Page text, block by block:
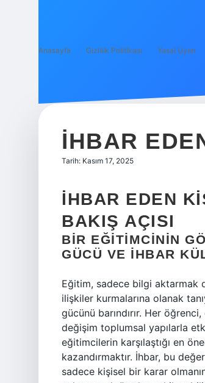
Anasayfa Gizlilik Politikası Yasal Uyarı
İHBAR
Tarih: Kasım 17, 2025
İHBAR EDEN
BAKIŞ AÇISI
BIR EĞITIMCININ
GÜCÜ VE İHBAR
Eğitim, sadece bilgi aktarmak
ilişkiler kurmalarına olanak
gücünü barındırır. Her
değişim toplumsal yapılarla
eğitimcilerin karşılaştığı en
kazandırmaktır. İhbar, bu
sadece kişisel bir karar